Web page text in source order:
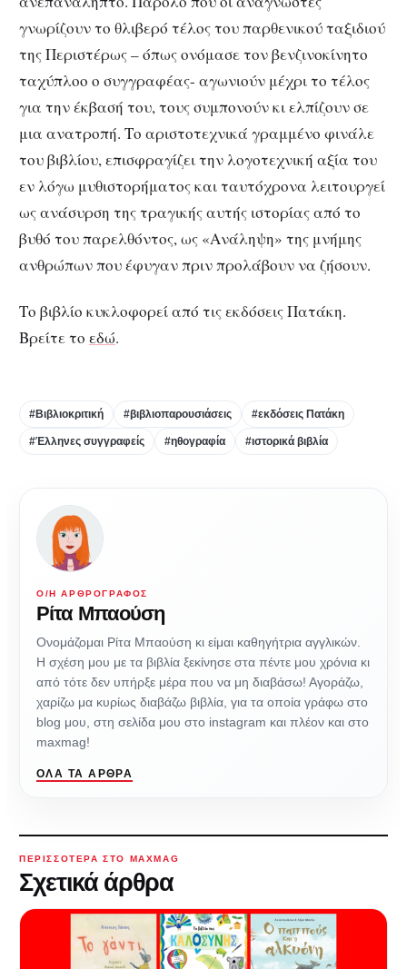
γνωρίζουν το θλιβερό τέλος του παρθενικού ταξιδιού
της Περιστέρως – όπως ονόμασε τον βενζινοκίνητο
ταχύπλοο ο συγγραφέας- αγωνιούν μέχρι το τέλος
για την έκβασή του, τους συμπονούν κι ελπίζουν σε
μια ανατροπή. Το αριστοτεχνικά γραμμένο φινάλε
του βιβλίου, επισφραγίζει την λογοτεχνική αξία του
εν λόγω μυθιστορήματος και ταυτόχρονα λειτουργεί
ως ανάσυρση της τραγικής αυτής ιστορίας από το
βυθό του παρελθόντος, ως «Ανάληψη» της μνήμης
ανθρώπων που έφυγαν πριν προλάβουν να ζήσουν.
Το βιβλίο κυκλοφορεί από τις εκδόσεις Πατάκη.
Βρείτε το εδώ.
#Βιβλιοκριτική #βιβλιοπαρουσιάσεις #εκδόσεις Πατάκη
#Έλληνες συγγραφείς #ηθογραφία #ιστορικά βιβλία
Ο/Η ΑΡΘΡΟΓΡΆΦΟΣ
Ρίτα Μπαούση
Ονομάζομαι Ρίτα Μπαούση κι είμαι καθηγήτρια αγγλικών.
Η σχέση μου με τα βιβλία ξεκίνησε στα πέντε μου χρόνια κι
από τότε δεν υπήρξε μέρα που να μη διαβάσω! Αγοράζω,
χαρίζω μα κυρίως διαβάζω βιβλία, για τα οποία γράφω στο
blog μου, στη σελίδα μου στο instagram και πλέον και στο
maxmag!
ΌΛΑ ΤΑ ΆΡΘΡΑ
ΠΕΡΙΣΣΌΤΕΡΑ ΣΤΟ MAXMAG
Σχετικά άρθρα